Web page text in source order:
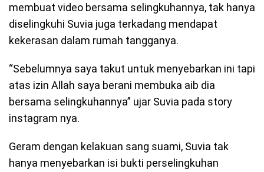
membuat video bersama selingkuhannya, tak hanya
diselingkuhi Suvia juga terkadang mendapat
kekerasan dalam rumah tangganya.
“Sebelumnya saya takut untuk menyebarkan ini tapi
atas izin Allah saya berani membuka aib dia
bersama selingkuhannya” ujar Suvia pada story
instagram nya.
Geram dengan kelakuan sang suami, Suvia tak
hanya menyebarkan isi bukti perselingkuhan